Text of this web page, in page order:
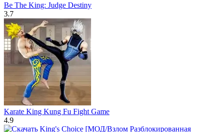
Be The King: Judge Destiny
3.7
Karate King Kung Fu Fight Game
4.9